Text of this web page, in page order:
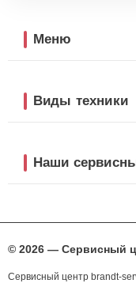
Меню
Виды техники
Наши
© 2026 — Сервисный
Сервисный центр brandt-